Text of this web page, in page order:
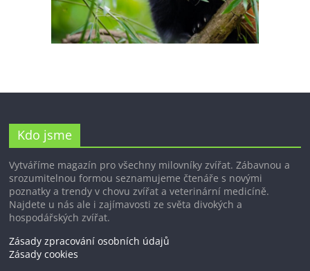
Kdo jsme
Vytváříme magazín pro všechny milovníky zvířat. Zábavnou a
srozumitelnou formou seznamujeme čtenáře s novými
poznatky a trendy v chovu zvířat a veterinární medicíně.
Najdete u nás ale i zajímavosti ze světa divokých a
hospodářských zvířat.
Zásady zpracování osobních údajů
Zásady cookies